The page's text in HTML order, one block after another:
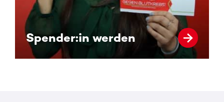
Spender:in werden